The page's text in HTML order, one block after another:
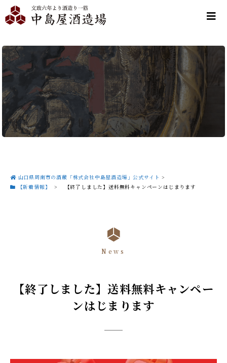
山口県周南市の酒蔵「株式会社中島屋酒造場」公式サイト >
【新着情報】
> 【終了しました】送料無料キャンペーンはじまります
News
【終了しました】送料無料キャンペー
ンはじまります